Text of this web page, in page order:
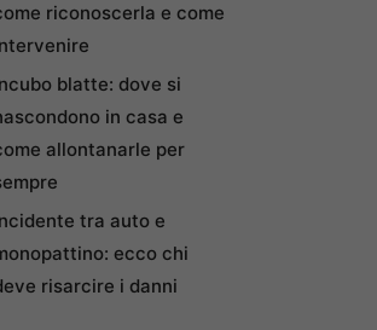
riconoscerla e come
blatte: dove si
in casa e
allontanarle per
tra auto e
ecco chi
risarcire i danni